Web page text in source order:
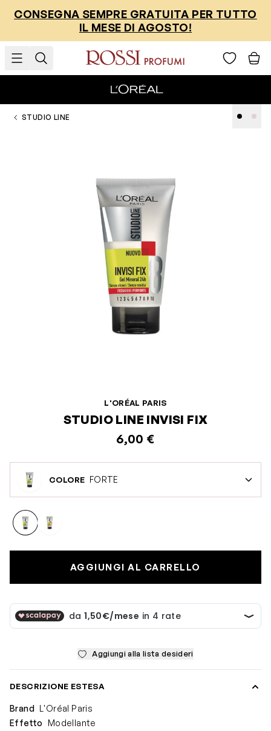
CONSEGNA SEMPRE GRATUITA PER TUTTO
IL MESE DI AGOSTO!
STUDIO LINE
L'ORÉAL PARIS
STUDIO LINE INVISI FIX
6,00 €
COLORE FORTE
AGGIUNGI AL CARRELLO
Aggiungi alla lista desideri
DESCRIZIONE ESTESA
Brand L'Oréal Paris
Effetto
Modellante